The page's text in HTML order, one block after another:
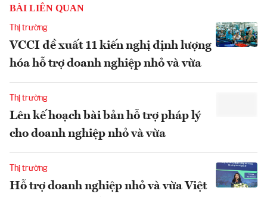
BÀI LIÊN QUAN
Thị trường
VCCI đề xuất 11 kiến nghị định lượng
hóa hỗ trợ doanh nghiệp nhỏ và vừa
Thị trường
Lên kế hoạch bài bản hỗ trợ pháp lý
cho doanh nghiệp nhỏ và vừa
Thị trường
Hỗ trợ doanh nghiệp nhỏ và vừa Việt